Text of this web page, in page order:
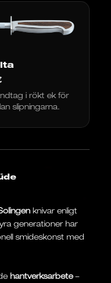
i rökt ek för
slipningarna.
knivar enligt
generationer har
smideskonst med
hantverksarbete–